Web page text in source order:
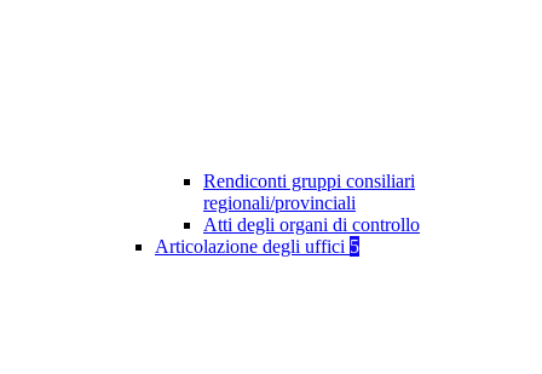
Rendiconti gruppi consiliari
regionali/provinciali
Atti degli organi di controllo
Articolazione degli uffici 5